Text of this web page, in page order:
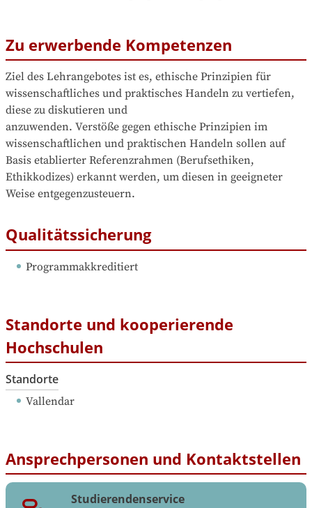
Zu erwerbende Kompetenzen
Ziel des Lehrangebotes ist es, ethische Prinzipien für
wissenschaftliches und praktisches Handeln zu vertiefen,
diese zu diskutieren und
anzuwenden. Verstöße gegen ethische Prinzipien im
wissenschaftlichen und praktischen Handeln sollen auf
Basis etablierter Referenzrahmen (Berufsethiken,
Ethikkodizes) erkannt werden, um diesen in geeigneter
Weise entgegenzusteuern.
Qualitätssicherung
Programmakkreditiert
Standorte und kooperierende
Hochschulen
Standorte
Vallendar
Ansprechpersonen und Kontaktstellen
Studierendenservice